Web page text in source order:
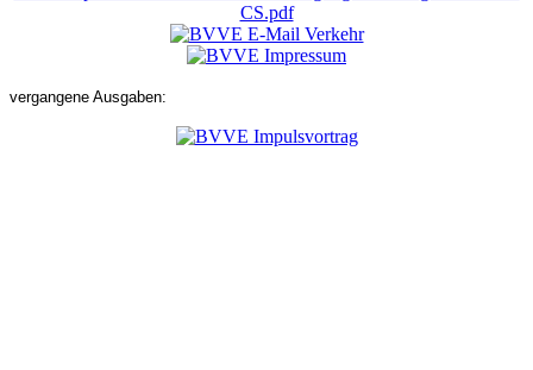
vergangene Ausgaben: